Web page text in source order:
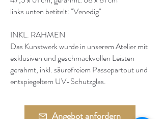
links unten betitelt: "Venedig"
INKL. RAHMEN
Das Kunstwerk wurde in unserem Atelier mit
exklusiven und geschmackvollen Leisten
gerahmt, inkl. säurefreiem Passepartout und
entspiegeltem UV-Schutzglas.
Angebot anfordern